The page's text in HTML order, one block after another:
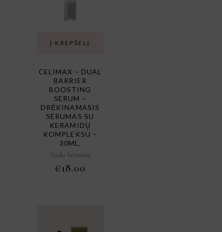
Į KREPŠELĮ
CELIMAX – DUAL
BARRIER
BOOSTING
SERUM –
DRĖKINAMASIS
SERUMAS SU
KERAMIDŲ
KOMPLEKSU –
30ML.
Veido Serumai
€18.00